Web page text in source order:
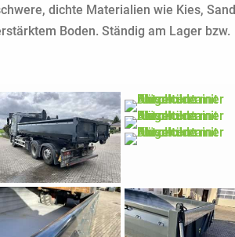
dichte Materialien wie Kies, Sand
Boden. Ständig am Lager bzw.